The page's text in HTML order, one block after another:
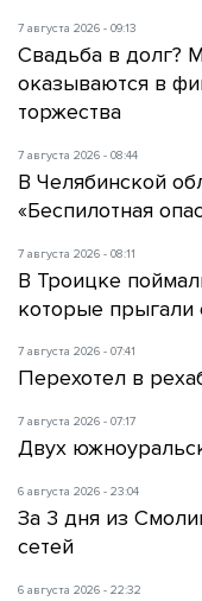
7 августа 2026 - 09:13
Свадьба в долг?
оказываются в
торжества
7 августа 2026 - 08:44
В Челябинской
«Беспилотная
7 августа 2026 - 08:11
В Троицке
которые прыгали
7 августа 2026 - 07:41
Перехотел в
7 августа 2026 - 07:17
Двух
6 августа 2026 - 23:04
За 3 дня из
сетей
6 августа 2026 - 22:32